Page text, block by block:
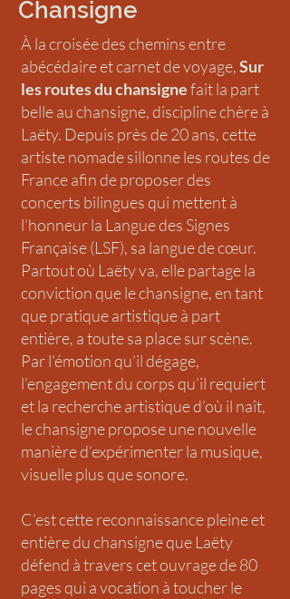
Chansigne
À la croisée des chemins entre
abécédaire et carnet de voyage,Sur
les routes du chansignefait la part
belle au chansigne, discipline chère à
Laëty. Depuis près de 20 ans, cette
artiste nomade sillonne les routes de
France afin de proposer des
concerts bilingues qui mettent à
l’honneur la Langue des Signes
Française (LSF), sa langue de cœur.
Partout où Laëty va, elle partage la
conviction que le chansigne, en tant
que pratique artistique à part
entière, a toute sa place sur scène.
Par l’émotion qu’il dégage,
l’engagement du corps qu’il requiert
et la recherche artistique d’où il naît,
le chansigne propose une nouvelle
manière d’expérimenter la musique,
visuelle plus que sonore.
C’est cette reconnaissance pleine et
entière du chansigne que Laëty
défend à travers cet ouvrage de 80
pages qui a vocation à toucher le